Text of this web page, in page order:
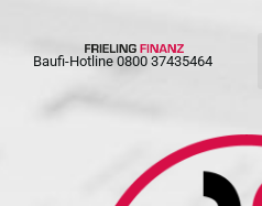
Baufi-Hotline 0800 37435464